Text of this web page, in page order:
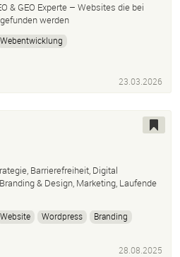
& GEO Experte – Websites die bei
werden
Webentwicklung
Optimization
23.03.2026
Barrierefreiheit, Digital
& Design, Marketing, Laufende
Website Wordpress
Branding
28.08.2025